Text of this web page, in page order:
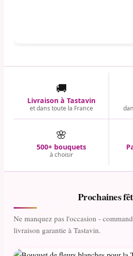
🚚
Livraison à Tastavin
et dans toute la France
🌸
500+ bouquets
à choisir
Prochaines
Ne manquez pas l'occasion -
livraison garantie à Tastavin.